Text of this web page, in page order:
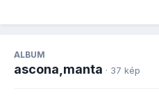
ALBUM
ascona,manta · 37 kép